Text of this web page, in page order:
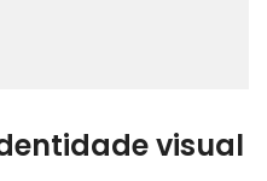
visual